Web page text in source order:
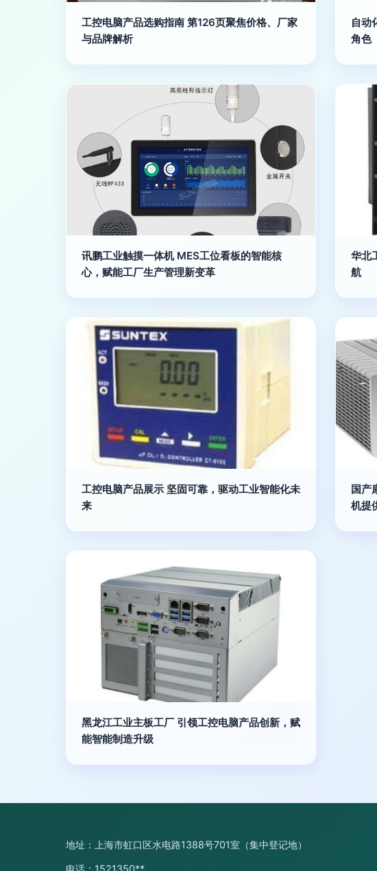
工控电脑产品选购指南 第126页聚焦价格、厂家
与品牌解析
自动
角色
讯鹏工业触摸一体机 MES工位看板的智能核
心，赋能工厂生产管理新变革
华北
航
工控电脑产品展示 坚固可靠，驱动工业智能化未
来
国产
机提
黑龙江工业主板工厂 引领工控电脑产品创新，赋
能智能制造升级
地址：上海市虹口区水电路1388号701室（集中登记地）
电话：1521350**